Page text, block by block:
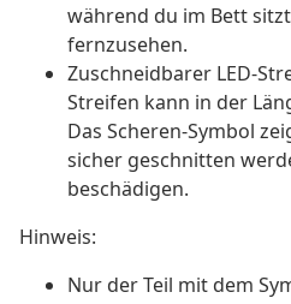
während du im Bett
fernzusehen.
Zuschneidbarer LED-
Streifen kann in der
Das Scheren-Symbol
sicher geschnitten
beschädigen.
Hinweis:
Nur der Teil mit dem